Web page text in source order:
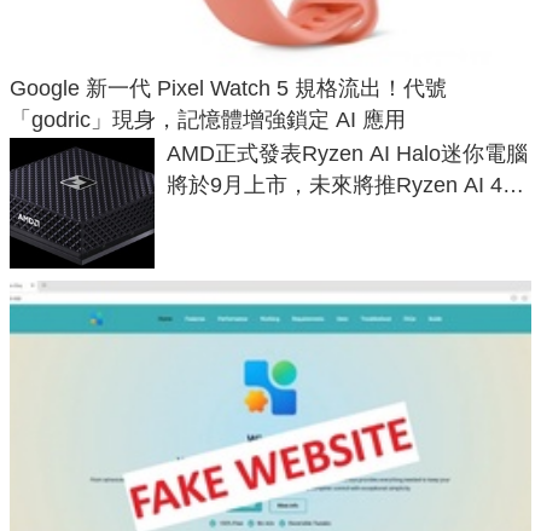
Google 新一代 Pixel Watch 5 規格流出！代號
「godric」現身，記憶體增強鎖定 AI 應用
AMD正式發表Ryzen AI Halo迷你電腦
將於9月上市，未來將推Ryzen AI 400